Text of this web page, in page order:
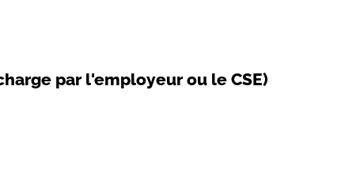
par l'employeur ou le CSE)